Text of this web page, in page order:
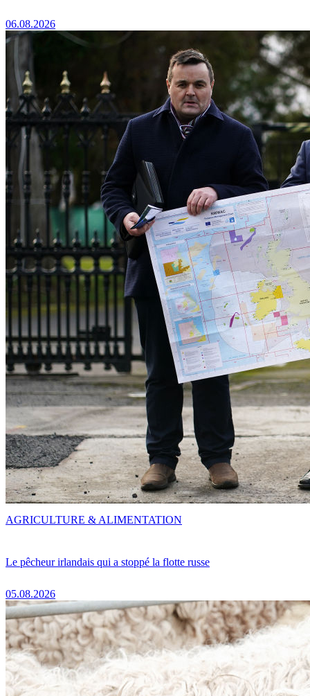
06.08.2026
Le pêcheur irlandais qui a stoppé la flotte russe
05.08.2026
AGRICULTURE & ALIMENTATION